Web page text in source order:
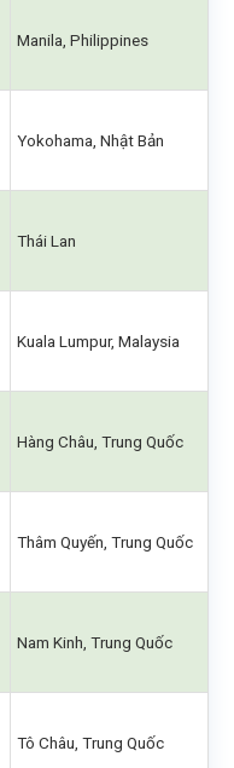
Manila, Philippines
Yokohama, Nhật Bản
Thái Lan
Kuala Lumpur, Malaysia
Hàng Châu, Trung Quốc
Thâm Quyến, Trung Quốc
Nam Kinh, Trung Quốc
Tô Châu, Trung Quốc